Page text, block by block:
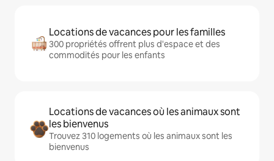
Locations de vacances pour les familles
300 propriétés offrent plus d'espace et des
commodités pour les enfants
Locations de vacances où les animaux sont
les bienvenus
Trouvez 310 logements où les animaux sont les
bienvenus